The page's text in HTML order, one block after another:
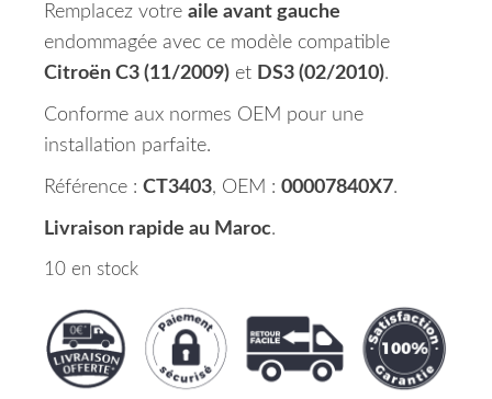
Remplacez votre aile avant gauche
endommagée avec ce modèle compatible
Citroën C3 (11/2009) et DS3 (02/2010).
Conforme aux normes OEM pour une
installation parfaite.
Référence : CT3403, OEM : 00007840X7.
Livraison rapide au Maroc.
10 en stock